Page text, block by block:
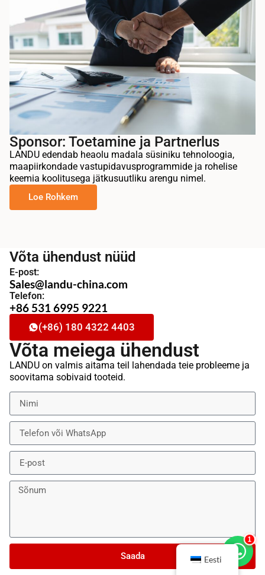
Sponsor: Toetamine ja Partnerlus
LANDU edendab heaolu madala süsiniku tehnoloogia,
maapiirkondade vastupidavusprogrammide ja rohelise
keemia koolitusega jätkusuutliku arengu nimel.
Loe Rohkem
Võta ühendust nüüd
E-post:
Sales@landu-china.com
Telefon:
+86 531 6995 9221
(+86) 180 4322 4403
Võta meiega ühendust
LANDU on valmis aitama teil lahendada teie probleeme ja
soovitama sobivaid tooteid.
Saada
2
Eesti